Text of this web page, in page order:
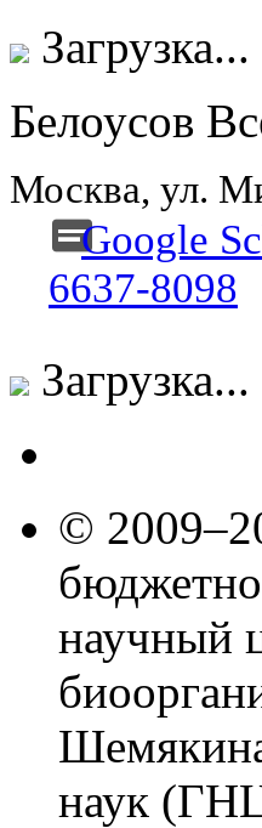
Загрузка...
Белоусов
Москва, ул.
Google
6637-8098
Загрузка...
©
научный
наук